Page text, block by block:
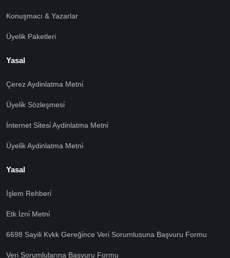
Konuşmacı & Yazarlar
Üyelik Paketleri
Yasal
Çerez Aydinlatma Metni̇
Üyeli̇k Sözleşmesi̇
İnternet Si̇tesi̇ Aydinlatma Metni̇
Üyeli̇k Aydinlatma Metni̇
Yasal
İşlem Rehberi̇
Etk İzni̇ Metni̇
6698 Sayili Kvkk Gereği̇nce Veri̇ Sorumlusuna Başvuru Formu
Veri Sorumlularına Başvuru Formu
şekilde çerezler kullanmaktayız. Çerezleri nasıl
inceleyebilirsiniz Bu siteye giriş yaparak çerez